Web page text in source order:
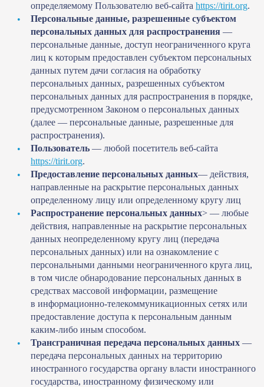
определяемому Пользователю веб-сайта https://tirit.org.
Персональные данные, разрешенные субъектом
персональных данных для распространения —
персональные данные, доступ неограниченного круга
лиц к которым предоставлен субъектом персональных
данных путем дачи согласия на обработку
персональных данных, разрешенных субъектом
персональных данных для распространения в порядке,
предусмотренном Законом о персональных данных
(далее — персональные данные, разрешенные для
распространения).
Пользователь — любой посетитель веб-сайта
https://tirit.org.
Предоставление персональных данных— действия,
направленные на раскрытие персональных данных
определенному лицу или определенному кругу лиц
Распространение персональных данных> — любые
действия, направленные на раскрытие персональных
данных неопределенному кругу лиц (передача
персональных данных) или на ознакомление с
персональными данными неограниченного круга лиц,
в том числе обнародование персональных данных в
средствах массовой информации, размещение
в информационно-телекоммуникационных сетях или
предоставление доступа к персональным данным
каким-либо иным способом.
Трансграничная передача персональных данных —
передача персональных данных на территорию
иностранного государства органу власти иностранного
государства, иностранному физическому или